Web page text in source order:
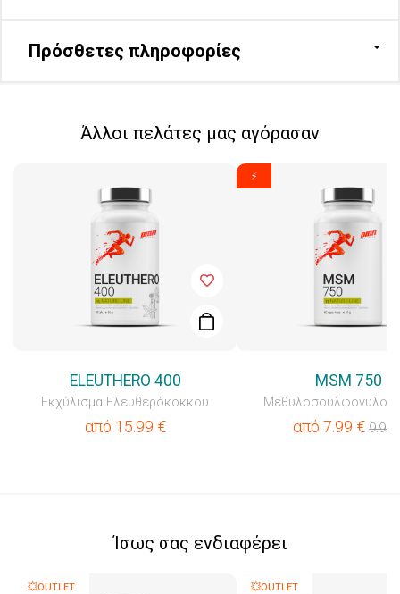
Πρόσθετες πληροφορίες
Άλλοι πελάτες μας αγόρασαν
ELEUTHERO 400
Εκχύλισμα Ελευθερόκοκκου
από 15.99 €
⚡
MSM 750
από 7.99 € 9.99
Ίσως σας ενδιαφέρει
💥OUTLET 💥OUTLET